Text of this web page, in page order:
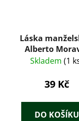
Láska
Alberto
(1967)
Skladem (1
39 Kč
DO KOŠÍKU